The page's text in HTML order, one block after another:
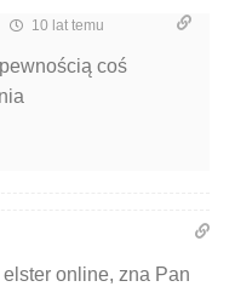
10 lat temu
coś
online, zna Pan